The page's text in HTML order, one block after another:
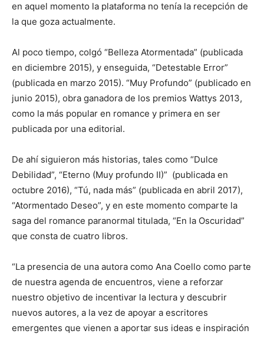
en aquel momento la plataforma no tenía la recepción de
la que goza actualmente.
Al poco tiempo, colgó “Belleza Atormentada” (publicada
en diciembre 2015), y enseguida, “Detestable Error”
(publicada en marzo 2015). “Muy Profundo” (publicado en
junio 2015), obra ganadora de los premios Wattys 2013,
como la más popular en romance y primera en ser
publicada por una editorial.
De ahí siguieron más historias, tales como “Dulce
Debilidad”, “Eterno (Muy profundo II)” (publicada en
octubre 2016), “Tú, nada más” (publicada en abril 2017),
“Atormentado Deseo”, y en este momento comparte la
saga del romance paranormal titulada, “En la Oscuridad”
que consta de cuatro libros.
“La presencia de una autora como Ana Coello como parte
de nuestra agenda de encuentros, viene a reforzar
nuestro objetivo de incentivar la lectura y descubrir
nuevos autores, a la vez de apoyar a escritores
emergentes que vienen a aportar sus ideas e inspiración